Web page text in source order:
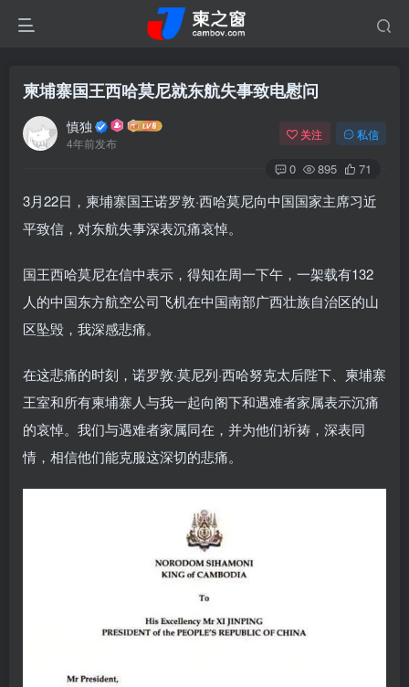
柬埔寨国王西哈莫尼就东航失事致电慰问
慎独
4年前发布
关注 私信
0 895 71
3月22日，柬埔寨国王诺罗敦·西哈莫尼向中国国家主席习近
平致信，对东航失事深表沉痛哀悼。
国王西哈莫尼在信中表示，得知在周一下午，一架载有132
人的中国东方航空公司飞机在中国南部广西壮族自治区的山
区坠毁，我深感悲痛。
在这悲痛的时刻，诺罗敦·莫尼列·西哈努克太后陛下、柬埔寨
王室和所有柬埔寨人与我一起向阁下和遇难者家属表示沉痛
的哀悼。我们与遇难者家属同在，并为他们祈祷，深表同
情，相信他们能克服这深切的悲痛。